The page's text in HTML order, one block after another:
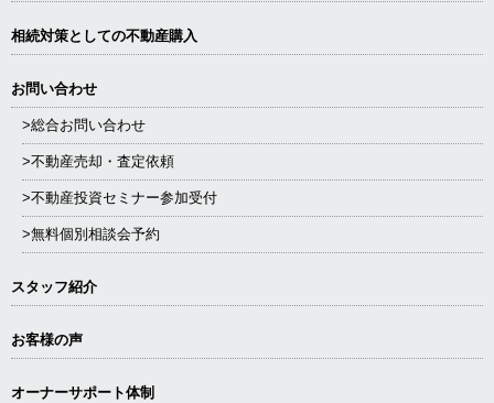
相続対策としての不動産購入
お問い合わせ
>総合お問い合わせ
>不動産売却・査定依頼
>不動産投資セミナー参加受付
>無料個別相談会予約
スタッフ紹介
お客様の声
オーナーサポート体制